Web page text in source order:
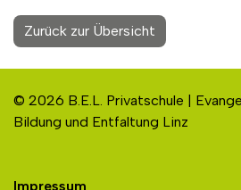
Zurück zur Übersicht
© 2026 B.E.L. Privatschule |
Bildung und Entfaltung Linz
Impressum